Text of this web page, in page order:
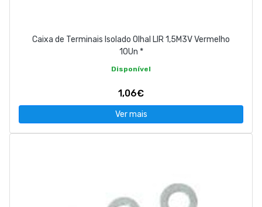
Caixa de Terminais Isolado Olhal LIR 1,5M3V Vermelho
10Un *
Disponível
1,06€
Ver mais